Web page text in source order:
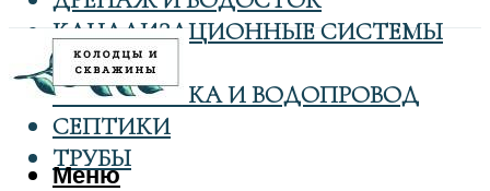
КАНАЛИЗАЦИОННЫЕ СИСТЕМЫ
КОЛОДЦЫ
САНТЕХНИКА И ВОДОПРОВОД
СЕПТИКИ
ТРУБЫ
Меню